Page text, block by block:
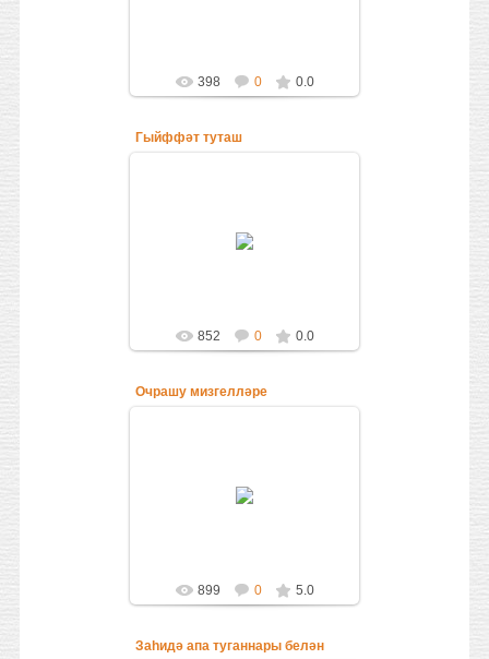
398 0 0.0
Гыйффәт туташ
852 0 0.0
Очрашу мизгелләре
899 0 5.0
Заһидә апа туганнары белән